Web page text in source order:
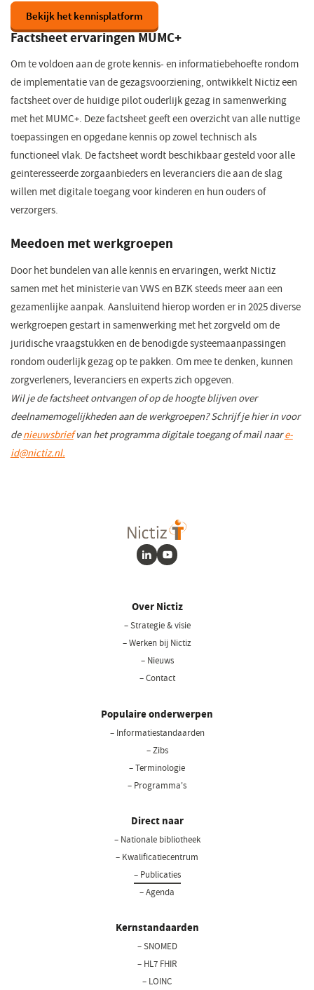
nieuw
venster)
Bekijk het kennisplatform
in
een
venster)
Factsheet ervaringen MUMC+
Om te voldoen aan de grote kennis- en informatiebehoefte rondom
de implementatie van de gezagsvoorziening, ontwikkelt Nictiz een
factsheet over de huidige pilot ouderlijk gezag in samenwerking
met het MUMC+. Deze factsheet geeft een overzicht van alle nuttige
toepassingen en opgedane kennis op zowel technisch als
functioneel vlak. De factsheet wordt beschikbaar gesteld voor alle
geinteresseerde zorgaanbieders en leveranciers die aan de slag
willen met digitale toegang voor kinderen en hun ouders of
verzorgers.
Meedoen met werkgroepen
Door het bundelen van alle kennis en ervaringen, werkt Nictiz
samen met het ministerie van VWS en BZK steeds meer aan een
gezamenlijke aanpak. Aansluitend hierop worden er in 2025 diverse
werkgroepen gestart in samenwerking met het zorgveld om de
juridische vraagstukken en de benodigde systeemaanpassingen
rondom ouderlijk gezag op te pakken. Om mee te denken, kunnen
zorgverleners, leveranciers en experts zich opgeven.
Wil je de factsheet ontvangen of op de hoogte blijven over
deelnamemogelijkheden aan de werkgroepen? Schrijf je hier in voor
denieuwsbrief(opent
van het programma digitale toegang of mail naare-
id@nictiz.nl.
LinkedInYoutube
Over Nictiz
– Strategie & visie
– Werken bij Nictiz
– Nieuws
– Contact
Populaire onderwerpen
– Informatiestandaarden
– Zibs
– Terminologie
– Programma's
Direct naar
– Nationale bibliotheek(opent
– Kwalificatiecentrum
– Publicaties
– Agenda
Kernstandaarden
– SNOMED
– HL7 FHIR
– LOINC